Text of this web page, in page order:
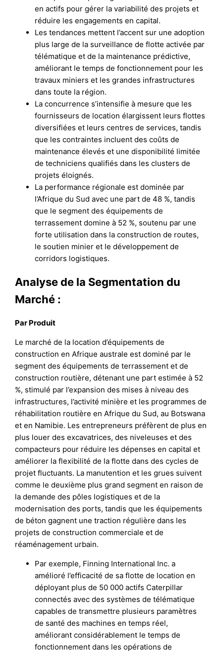
en actifs pour gérer la variabilité des projets et
réduire les engagements en capital.
Les tendances mettent l’accent sur une adoption
plus large de la surveillance de flotte activée par
télématique et de la maintenance prédictive,
améliorant le temps de fonctionnement pour les
travaux miniers et les grandes infrastructures
dans toute la région.
La concurrence s’intensifie à mesure que les
fournisseurs de location élargissent leurs flottes
diversifiées et leurs centres de services, tandis
que les contraintes incluent des coûts de
maintenance élevés et une disponibilité limitée
de techniciens qualifiés dans les clusters de
projets éloignés.
La performance régionale est dominée par
l’Afrique du Sud avec une part de 48 %, tandis
que le segment des équipements de
terrassement domine à 52 %, soutenu par une
forte utilisation dans la construction de routes,
le soutien minier et le développement de
corridors logistiques.
Analyse de la Segmentation du
Marché :
Par Produit
Le marché de la location d’équipements de
construction en Afrique australe est dominé par le
segment des équipements de terrassement et de
construction routière, détenant une part estimée à 52
%, stimulé par l’expansion des mises à niveau des
infrastructures, l’activité minière et les programmes de
réhabilitation routière en Afrique du Sud, au Botswana
et en Namibie. Les entrepreneurs préfèrent de plus en
plus louer des excavatrices, des niveleuses et des
compacteurs pour réduire les dépenses en capital et
améliorer la flexibilité de la flotte dans des cycles de
projet fluctuants. La manutention et les grues suivent
comme le deuxième plus grand segment en raison de
la demande des pôles logistiques et de la
modernisation des ports, tandis que les équipements
de béton gagnent une traction régulière dans les
projets de construction commerciale et de
réaménagement urbain.
Par exemple, Finning International Inc. a
amélioré l’efficacité de sa flotte de location en
déployant plus de 50 000 actifs Caterpillar
connectés avec des systèmes de télématique
capables de transmettre plusieurs paramètres
de santé des machines en temps réel,
améliorant considérablement le temps de
fonctionnement dans les opérations de